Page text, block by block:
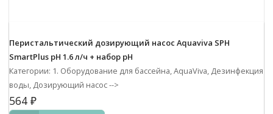
Перистальтический дозирующий насос Aquaviva SPH
SmartPlus pH 1.6 л/ч + набор pH
Категории: 1. Оборудование для бассейна, AquaViva, Дезинфекция
воды, Дозирующий насос-->
564 ₽